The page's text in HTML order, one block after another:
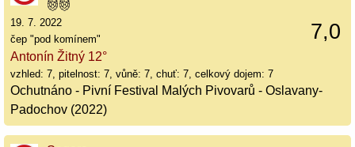
7,0
19. 7. 2022
čep "pod komínem"
Antonín Žitný 12°
vzhled: 7, pitelnost: 7, vůně: 7, chuť: 7, celkový dojem: 7
Ochutnáno - Pivní Festival Malých Pivovarů - Oslavany-
Padochov (2022)